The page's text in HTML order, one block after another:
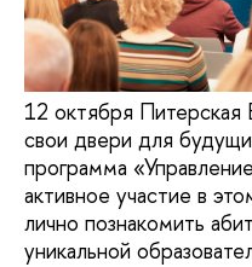
12 октября Питерская
свои двери для
программа
активное участие в
лично познакомить
уникальной